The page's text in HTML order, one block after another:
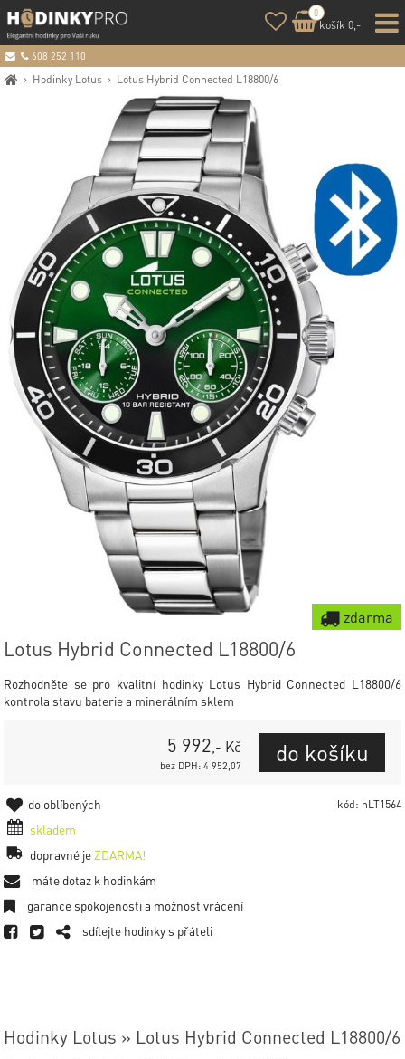
› Hodinky Lotus › Lotus Hybrid Connected L18800/6
Lotus Hybrid Connected L18800/6
Rozhodněte se pro kvalitní hodinky Lotus Hybrid Connected L18800/6
kontrola stavu baterie a minerálním sklem
zdarma
5 992,- Kč
bez DPH: 4 952,07
kód: hLT1564
do oblíbených
skladem
dopravné jeZDARMA!
máte dotaz k hodinkám
garance spokojenosti a možnost vrácení
sdílejte hodinky s přáteli
Hodinky Lotus » Lotus Hybrid Connected L18800/6
0
košík 0,-
608 252 110